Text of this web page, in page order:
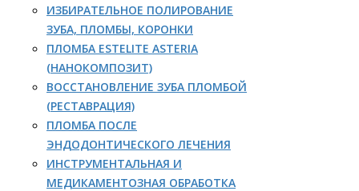
ИЗБИРАТЕЛЬНОЕ ПОЛИРОВАНИЕ
ЗУБА, ПЛОМБЫ, КОРОНКИ
ПЛОМБА ESTELITE ASTERIA
(НАНОКОМПОЗИТ)
ВОССТАНОВЛЕНИЕ ЗУБА ПЛОМБОЙ
(РЕСТАВРАЦИЯ)
ПЛОМБА ПОСЛЕ
ЭНДОДОНТИЧЕСКОГО ЛЕЧЕНИЯ
ИНСТРУМЕНТАЛЬНАЯ И
МЕДИКАМЕНТОЗНАЯ ОБРАБОТКА